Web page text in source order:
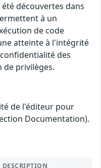
découvertes dans
à un
de code
atteinte à l'intégrité
des
de privilèges.
de l'éditeur pour
Documentation).
DESCRIPTION